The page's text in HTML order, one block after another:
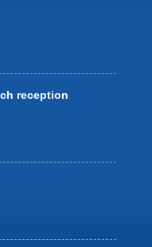
reception